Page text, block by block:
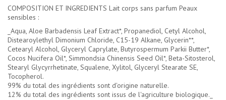
COMPOSITION ET INGREDIENTS Lait corps sans parfum Peaux
sensibles :
_Aqua, Aloe Barbadensis Leaf Extract*, Propanediol, Cetyl Alcohol,
Distearoylethyl Dimonium Chloride, C15-19 Alkane, Glycerin**,
Cetearyl Alcohol, Glyceryl Caprylate, Butyrospermum Parkii Butter*,
Cocos Nucifera Oil*, Simmondsia Chinensis Seed Oil*, Beta-Sitosterol,
Stearyl Glycyrrhetinate, Squalene, Xylitol, Glyceryl Stearate SE,
Tocopherol.
99% du total des ingrédients sont d'origine naturelle.
12% du total des ingrédients sont issus de l'agriculture biologique._